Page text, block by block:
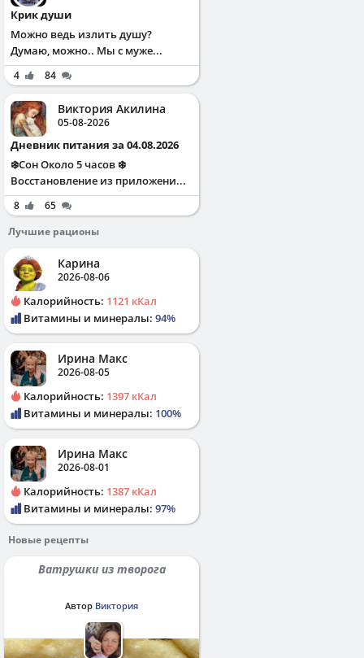
Крик души
Можно ведь излить душу?
Думаю, можно.. Мы с муже...
4 84
Виктория Акилина
05-08-2026
Дневник питания за 04.08.2026
❄️Сон Около 5 часов ❄️
Восстановление из приложени...
8
65
Лучшие рационы
Карина
2026-08-06
Калорийность: 1121 кКал
Витамины и минералы: 94%
Ирина Макс
2026-08-05
Калорийность: 1397 кКал
Витамины и минералы: 100%
Ирина Макс
2026-08-01
Калорийность: 1387 кКал
Витамины и минералы: 97%
Новые рецепты
Ватрушки из творога
Автор Виктория